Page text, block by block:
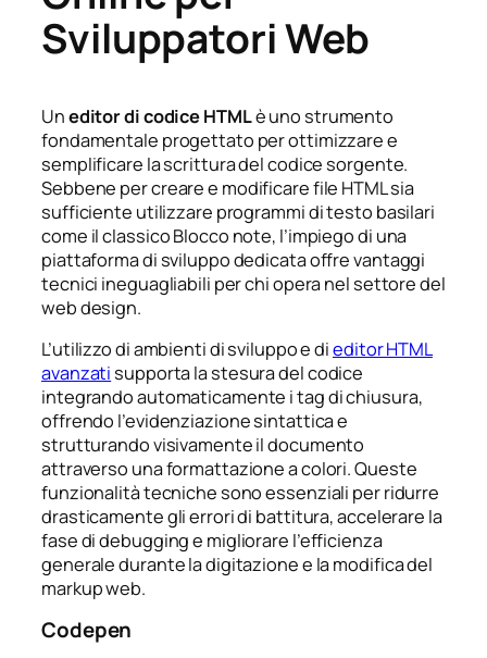
Sviluppatori Web
Uneditor di codice HTMLè uno strumento
fondamentale progettato per ottimizzare e
semplificare la scrittura del codice sorgente.
Sebbene per creare e modificare file HTML sia
sufficiente utilizzare programmi di testo basilari
come il classico Blocco note, l’impiego di una
piattaforma di sviluppo dedicata offre vantaggi
tecnici ineguagliabili per chi opera nel settore del
web design.
L’utilizzo di ambienti di sviluppo e dieditor HTML
avanzatisupporta la stesura del codice
integrando automaticamente i tag di chiusura,
offrendo l’evidenziazione sintattica e
strutturando visivamente il documento
attraverso una formattazione a colori. Queste
funzionalità tecniche sono essenziali per ridurre
drasticamente gli errori di battitura, accelerare la
fase di debugging e migliorare l’efficienza
generale durante la digitazione e la modifica del
markup web.
Codepen